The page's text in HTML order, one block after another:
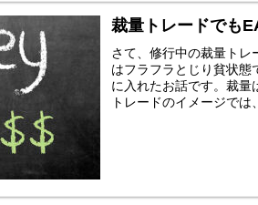
裁量トレードでも
さて、修行中の裁量トレ
はフラフラとじり貧状態
に入れたお話です。裁量
トレードのイメージでは